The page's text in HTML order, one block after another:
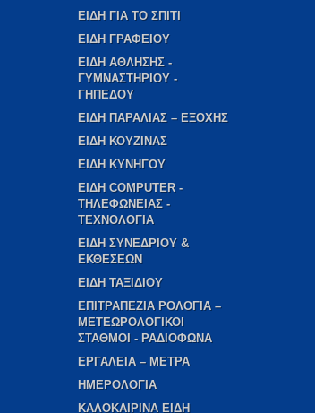
EIΔΗ ΓΙΑ ΤΟ ΣΠΙΤΙ
ΕΙΔΗ ΓΡΑΦΕΙΟΥ
ΕΙΔΗ ΑΘΛΗΣΗΣ -
ΓΥΜΝΑΣΤΗΡΙΟΥ -
ΓΗΠΕΔΟΥ
ΕΙΔΗ ΠΑΡΑΛΙΑΣ – ΕΞΟΧΗΣ
ΕΙΔΗ ΚΟΥΖΙΝΑΣ
ΕΙΔΗ ΚΥΝΗΓΟΥ
ΕΙΔΗ COMPUTER -
ΤΗΛΕΦΩΝΕΙΑΣ -
ΤΕΧΝΟΛΟΓΙΑ
ΕΙΔΗ ΣΥΝΕΔΡΙΟΥ &
ΕΚΘΕΣΕΩΝ
ΕΙΔΗ ΤΑΞΙΔΙΟΥ
ΕΠΙΤΡΑΠΕΖΙΑ ΡΟΛΟΓΙΑ –
ΜΕΤΕΩΡΟΛΟΓΙΚΟΙ
ΣΤΑΘΜΟΙ - ΡΑΔΙΟΦΩΝΑ
ΕΡΓΑΛΕΙΑ – ΜΕΤΡΑ
ΗΜΕΡΟΛΟΓΙΑ
ΚΑΛΟΚΑΙΡΙΝΑ ΕΙΔΗ